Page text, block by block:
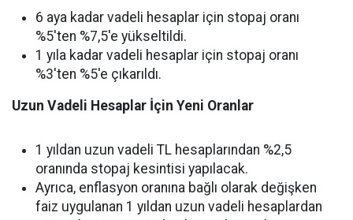
6 aya kadar vadeli hesaplar için stopaj oranı
%5'ten %7,5'e yükseltildi.
1 yıla kadar vadeli hesaplar için stopaj oranı
%3'ten %5'e çıkarıldı.
Uzun Vadeli Hesaplar İçin Yeni Oranlar
1 yıldan uzun vadeli TL hesaplarından %2,5
oranında stopaj kesintisi yapılacak.
Ayrıca, enflasyon oranına bağlı olarak değişken
faiz uygulanan 1 yıldan uzun vadeli hesaplardan